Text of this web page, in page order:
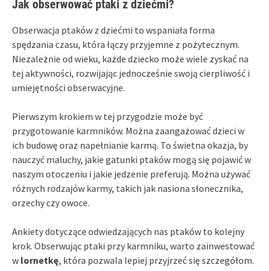
Jak obserwować ptaki z dziećmi?
Obserwacja ptaków z dziećmi to wspaniała forma
spędzania czasu, która łączy przyjemne z pożytecznym.
Niezależnie od wieku, każde dziecko może wiele zyskać na
tej aktywności, rozwijając jednocześnie swoją cierpliwość i
umiejętności obserwacyjne.
Pierwszym krokiem w tej przygodzie może być
przygotowanie karmników. Można zaangażować dzieci w
ich budowę oraz napełnianie karmą. To świetna okazja, by
nauczyć maluchy, jakie gatunki ptaków mogą się pojawić w
naszym otoczeniu i jakie jedzenie preferują. Można używać
różnych rodzajów karmy, takich jak nasiona słonecznika,
orzechy czy owoce.
Ankiety dotyczące odwiedzających nas ptaków to kolejny
krok. Obserwując ptaki przy karmniku, warto zainwestować
w lornetkę, która pozwala lepiej przyjrzeć się szczegółom.